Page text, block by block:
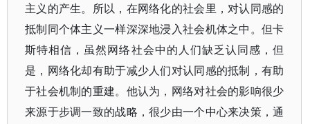
主义的产生。所以，在网络化的社会里，对认同感的
抵制同个体主义一样深深地浸入社会机体之中。但卡
斯特相信，虽然网络社会中的人们缺乏认同感，但
是，网络化却有助于减少人们对认同感的抵制，有助
于社会机制的重建。他认为，网络对社会的影响很少
来源于步调一致的战略，很少由一个中心来决策，通